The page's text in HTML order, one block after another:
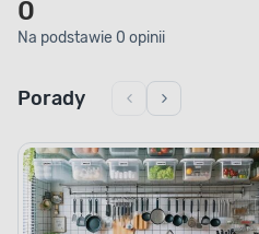
0
Na podstawie 0 opinii
Porady